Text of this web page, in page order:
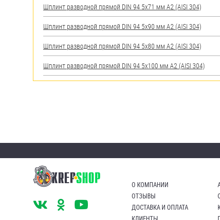
Шплинт разводной прямой DIN 94 5х71 мм А2 (AISI 304)
Шплинт разводной прямой DIN 94 5х90 мм А2 (AISI 304)
Шплинт разводной прямой DIN 94 5х80 мм А2 (AISI 304)
Шплинт разводной прямой DIN 94 5х100 мм А2 (AISI 304)
О КОМПАНИИ
ОТЗЫВЫ
ДОСТАВКА И ОПЛАТА